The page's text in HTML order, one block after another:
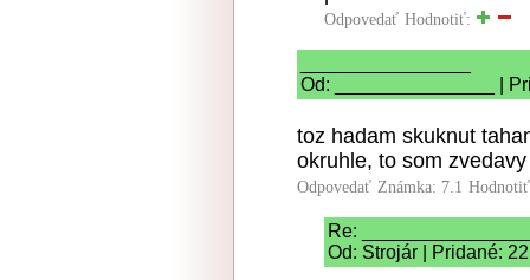
Odpovedať Hodnotiť:
Od: _______________ |
toz hadam skuknut
okruhle, to som
Odpovedať Známka: 7.1
Re:
Od: Strojár | Pridané: